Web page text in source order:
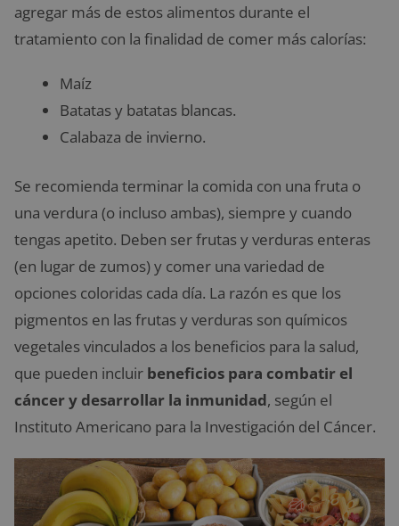
agregar más de estos alimentos durante el
tratamiento con la finalidad de comer más calorías:
Maíz
Batatas y batatas blancas.
Calabaza de invierno.
Se recomienda terminar la comida con una fruta o
una verdura (o incluso ambas), siempre y cuando
tengas apetito. Deben ser frutas y verduras enteras
(en lugar de zumos) y comer una variedad de
opciones coloridas cada día. La razón es que los
pigmentos en las frutas y verduras son químicos
vegetales vinculados a los beneficios para la salud,
que pueden incluir beneficios para combatir el
cáncer y desarrollar la inmunidad, según el
Instituto Americano para la Investigación del Cáncer.